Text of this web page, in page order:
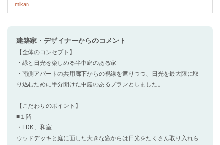
mikan
建築家・デザイナーからのコメント
【全体のコンセプト】
・緑と日光を楽しめる半中庭のある家
・南側アパートの共用廊下からの視線を遮りつつ、日光を最大限に取
り込むために半分開けた中庭のあるプランとしました。
【こだわりのポイント】
■１階
・LDK、和室
ウッドデッキと庭に面した大きな窓からは日光をたくさん取り入れら